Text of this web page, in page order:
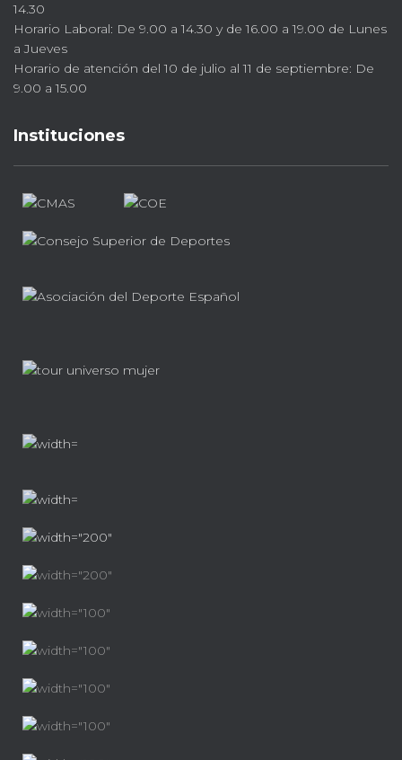
14.30
Horario Laboral: De 9.00 a 14.30 y de 16.00 a 19.00 de Lunes
a Jueves
Horario de atención del 10 de julio al 11 de septiembre: De
9.00 a 15.00
Instituciones